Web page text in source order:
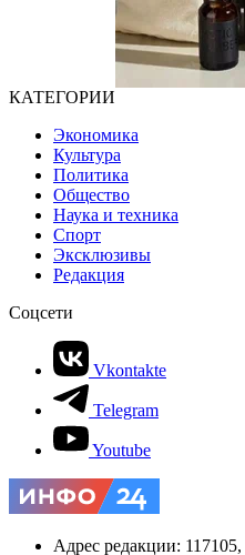
КАТЕГОРИИ
Экономика
Культура
Политика
Общество
Наука и техника
Спорт
Эксклюзивы
Редакция
Соцсети
Vkontakte
Telegram
Youtube
Адрес редакции: